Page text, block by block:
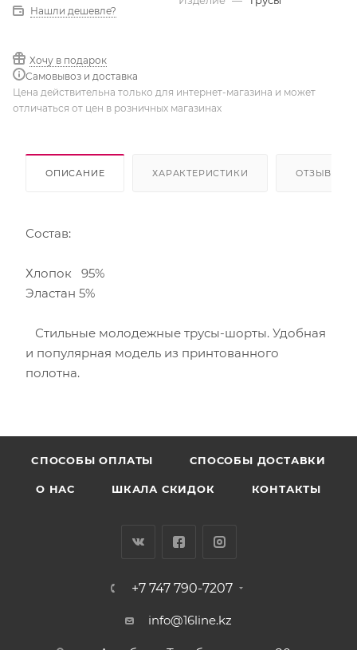
Нашли дешевле?
Хочу в подарок
Самовывоз и доставка
Цена действительна только для интернет-магазина и может
отличаться от цен в розничных магазинах
ОПИСАНИЕ ХАРАКТЕРИСТИКИ ОТЗЫВЫ
Состав:
Хлопок 95%
Эластан 5%
Стильные молодежные трусы-шорты. Удобная
и популярная модель из принтованного
полотна.
CПОСОБЫ ОПЛАТЫ СПОСОБЫ ДОСТАВКИ
О НАС ШКАЛА СКИДОК КОНТАКТЫ
+7 747 790-7207
info@16line.kz